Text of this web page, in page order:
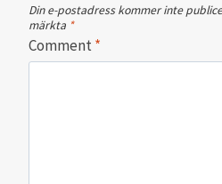
Din e-postadress kommer inte
märkta *
Comment*